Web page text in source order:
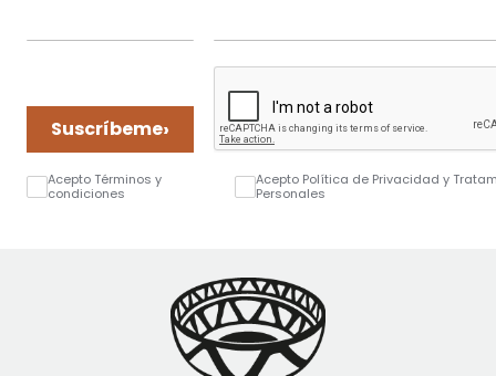
Suscríbeme›
Acepto Términos y
condiciones
Acepto Política de Privacidad y
Personales